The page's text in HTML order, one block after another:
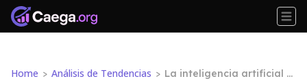
Home > Análisis de Tendencias > La inteligencia artificial tr